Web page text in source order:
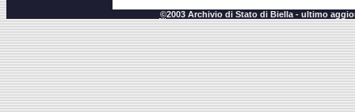
©2003 Archivio di Stato di Biella - ultimo